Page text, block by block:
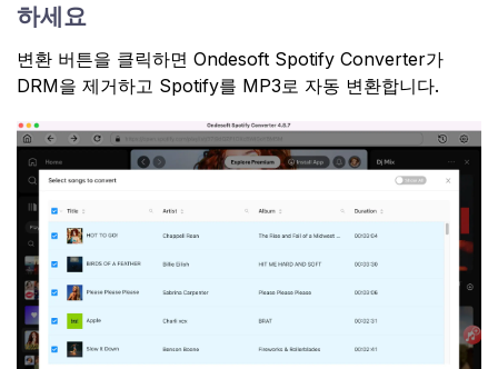
하세요
변환 버튼을 클릭하면 Ondesoft Spotify Converter가
DRM을 제거하고 Spotify를 MP3로 자동 변환합니다.